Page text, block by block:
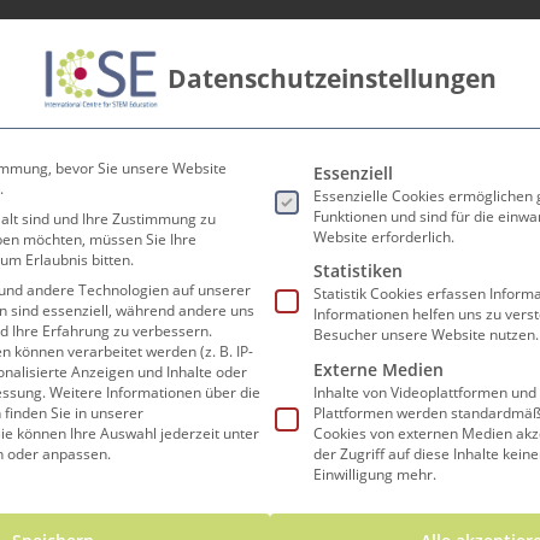
Lehrer*innen Forschen und Lehren
Datenschutzeinstellungen
bevor Sie unsere Website
sind und Ihre Zustimmung zu
möchten, müssen Sie Ihre
Erlaubnis bitten.
andere Technologien auf unserer
sind essenziell, während andere uns
Ihre Erfahrung zu verbessern.
können verarbeitet werden (z. B. IP-
Anzeigen und Inhalte oder
Weitere Informationen über die
Sie in unserer
können Ihre Auswahl jederzeit unter
oder anpassen.
Es folgt eine Liste der
Essenziell
Essenzielle Cookies ermöglichen
Funktionen und sind für die
Website erforderlich.
Statistiken
Statistik Cookies erfassen
Informationen helfen uns zu
Besucher unsere Website nutzen.
Externe Medien
Inhalte von Videoplattformen
Plattformen werden
Cookies von externen Medien
der Zugriff auf diese Inhalte
Einwilligung mehr.